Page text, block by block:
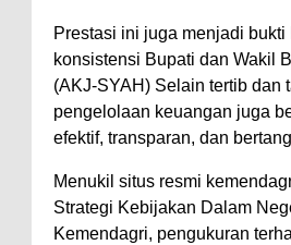
Warga
Bersih
Polsek Bolo
Sabu di
Sabu Siap
SIGAPUAN
Prestasi ini juga menjadi bukti
konsistensi Bupati dan Wakil
(AKJ-SYAH) Selain tertib dan
pengelolaan keuangan juga
efektif, transparan, dan
Menukil situs resmi
Strategi Kebijakan Dalam
Kemendagri, pengukuran